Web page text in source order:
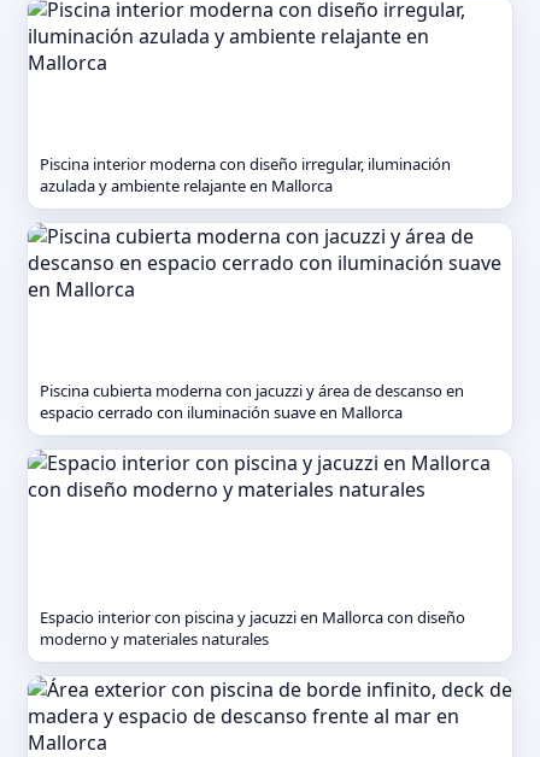
Piscina interior moderna con diseño irregular, iluminación
azulada y ambiente relajante en Mallorca
Piscina cubierta moderna con jacuzzi y área de descanso en
espacio cerrado con iluminación suave en Mallorca
Espacio interior con piscina y jacuzzi en Mallorca con diseño
moderno y materiales naturales